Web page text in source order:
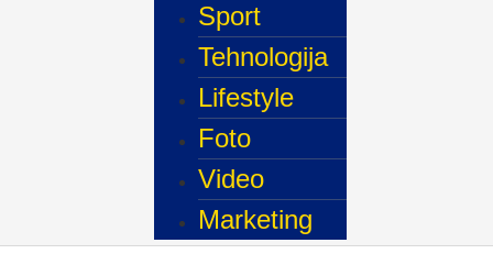
Sport
Tehnologija
Lifestyle
Foto
Video
Marketing